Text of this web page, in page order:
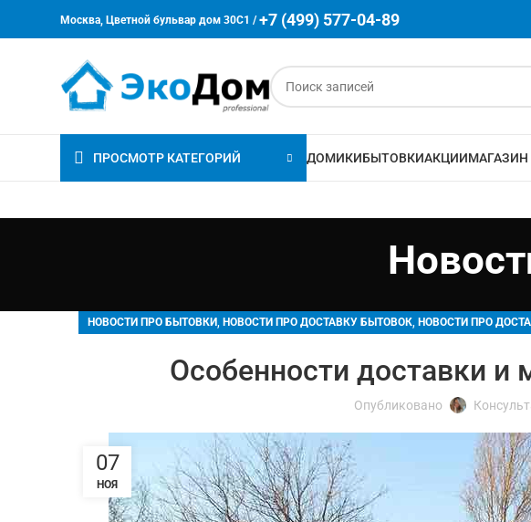
Москва, Цветной бульвар дом 30C1 / +7 (499) 577-04-89
ПРОСМОТР КАТЕГОРИЙ ДОМИКИБЫТОВКИАКЦИИМАГАЗИН
НОВОСТИ ПРО БЫТОВКИ,НОВОСТИ ПРО ДОСТАВКУ БЫТОВОК,НОВОСТИ ПРО
Особенности доставки
Опубликовано
07
НОЯ